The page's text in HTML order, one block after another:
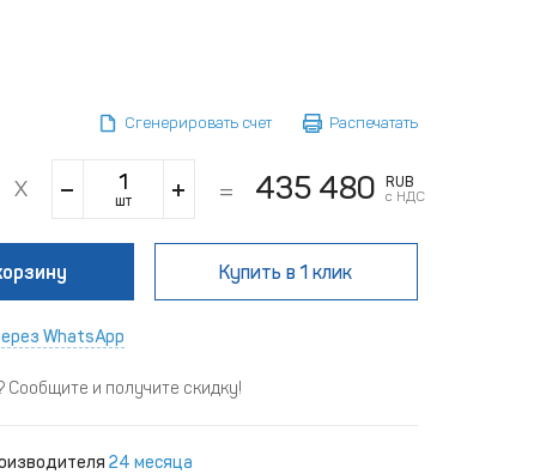
Сгенерировать счет Распечатать
шт 435 480
RUB
с НДС
Купить в 1 клик
WhatsApp
и получите скидку!
24 месяца